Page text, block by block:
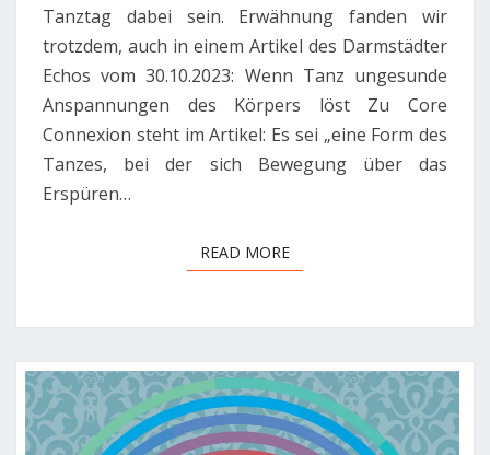
Tanztag dabei sein. Erwähnung fanden wir
trotzdem, auch in einem Artikel des Darmstädter
Echos vom 30.10.2023: Wenn Tanz ungesunde
Anspannungen des Körpers löst Zu Core
Connexion steht im Artikel: Es sei „eine Form des
Tanzes, bei der sich Bewegung über das
Erspüren…
READ MOREREAD MORE